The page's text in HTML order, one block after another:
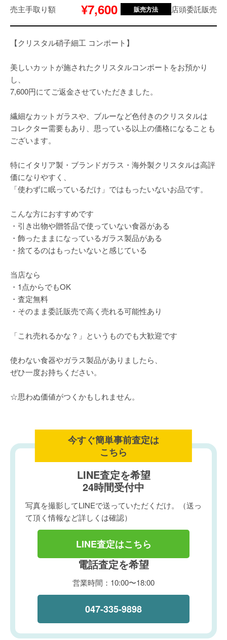
売主手取り額 ¥7,600 販売方法 店頭委託販売
【クリスタル硝子細工 コンポート】
美しいカットが施されたクリスタルコンポートをお預かり
し、
7,600円にてご返金させていただきました。
繊細なカットガラスや、ブルーなど色付きのクリスタルは
コレクター需要もあり、思っている以上の価格になることも
ございます。
特にイタリア製・ブランドガラス・海外製クリスタルは高評
価になりやすく、
「使わずに眠っているだけ」ではもったいないお品です。
こんな方におすすめです
・引き出物や贈答品で使っていない食器がある
・飾ったままになっているガラス製品がある
・捨てるのはもったいないと感じている
当店なら
・1点からでもOK
・査定無料
・そのまま委託販売で高く売れる可能性あり
「これ売れるかな？」というものでも大歓迎です
使わない食器やガラス製品がありましたら、
ぜひ一度お持ちください。
☆思わぬ価値がつくかもしれません。
今すぐ簡単事前査定は
こちら
LINE査定を希望
24時間受付中
写真を撮影してLINEで送っていただくだけ。（送っ
て頂く情報など詳しくは確認）
LINE査定はこちら
電話査定を希望
営業時間：10:00〜18:00
047-335-9898